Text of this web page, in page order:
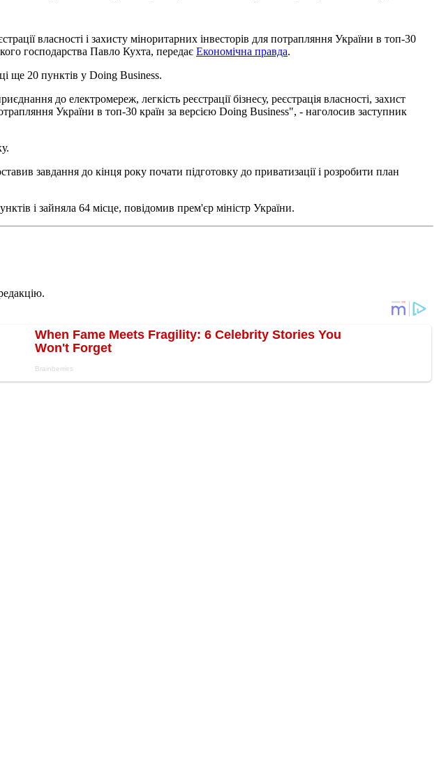
власності і захисту міноритарних інвесторів для потрапляння України в топ-30
господарства Павло Кухта, передає Економічна правда.
ще 20 пунктів у Doing Business.
до електромереж, легкість реєстрації бізнесу, реєстрація власності, захист
України в топ-30 країн за версією Doing Business", - наголосив заступник
завдання до кінця року почати підготовку до приватизації і розробити план
і зайняла 64 місце, повідомив прем'єр міністр України.